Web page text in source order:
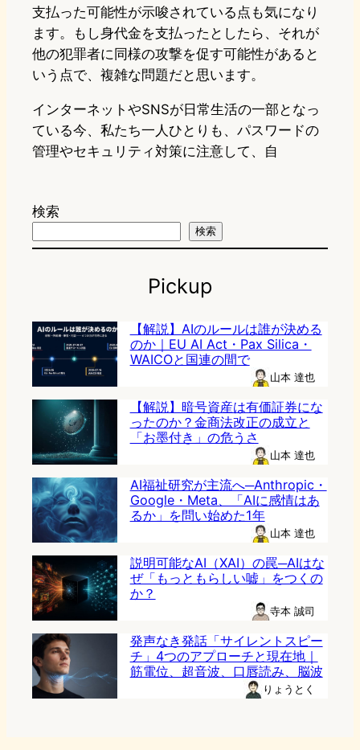
支払った可能性が示唆されている点も気になり
ます。もし身代金を支払ったとしたら、それが
他の犯罪者に同様の攻撃を促す可能性があると
いう点で、複雑な問題だと思います。
インターネットやSNSが日常生活の一部となっ
ている今、私たち一人ひとりも、パスワードの
管理やセキュリティ対策に注意して、自
検索
検索
Pickup
【解説】AIのルールは誰が決める
のか｜EU AI Act・Pax Silica・
WAICOと国連の間で
山本 達也
【解説】暗号資産は有価証券にな
ったのか？金商法改正の成立と
「お墨付き」の危うさ
山本 達也
AI福祉研究が主流へ─Anthropic・
Google・Meta、「AIに感情はあ
るか」を問い始めた1年
山本 達也
説明可能なAI（XAI）の罠─AIはな
ぜ「もっともらしい嘘」をつくの
か？
寺本 誠司
発声なき発話「サイレントスピー
チ」4つのアプローチと現在地｜
筋電位、超音波、口唇読み、脳波
りょうとく